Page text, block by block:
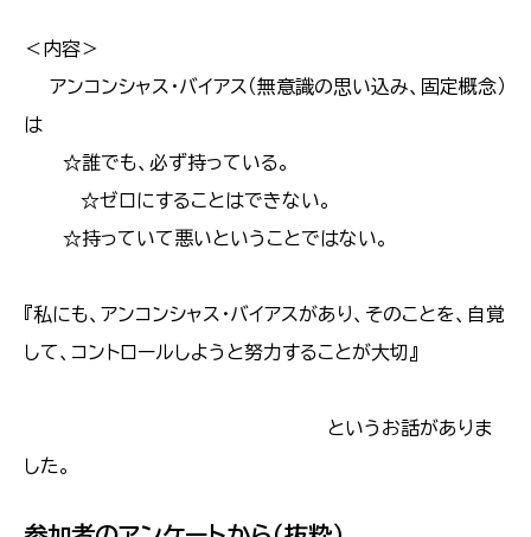
＜内容＞
アンコンシャス・バイアス（無意識の思い込み、固定概念）
は
☆誰でも、必ず持っている。
☆ゼロにすることはできない。
☆持っていて悪いということではない。
『私にも、アンコンシャス・バイアスがあり、そのことを、自覚
して、コントロールしようと努力することが大切』
というお話がありま
した。